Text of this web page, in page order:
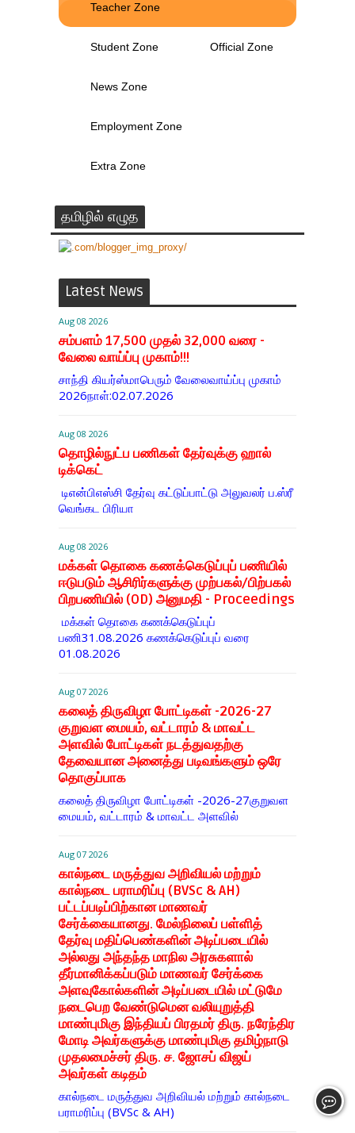
Teacher Zone
Student Zone Official Zone
News Zone
Employment Zone
Extra Zone
தமிழில் எழுத
Latest News
Aug 08 2026
சம்பளம் 17,500 முதல் 32,000 வரை -
வேலை வாய்ப்பு முகாம்!!!
சாந்தி கியர்ஸ்மாபெரும் வேலைவாய்ப்பு முகாம்
2026நாள்:02.07.2026
Aug 08 2026
தொழில்நுட்ப பணிகள் தேர்வுக்கு ஹால் ​
டிக்கெட்
டிஎன்​பிஎஸ்சி தேர்வு கட்​டுப்​பாட்டு அலு​வலர் ப.ஸ்ரீ
வெங்கட பிரியா
Aug 08 2026
மக்கள் தொகை கணக்கெடுப்புப் பணியில்
ஈடுபடும் ஆசிரிர்களுக்கு முற்பகல்/பிற்பகல்
பிறபணியில் (OD) அனுமதி - Proceedings
மக்கள் தொகை கணக்கெடுப்புப்
பணி31.08.2026 கணக்கெடுப்புப் வரை
01.08.2026
Aug 07 2026
கலைத் திருவிழா போட்டிகள் -2026-27
குறுவள மையம், வட்டாரம் & மாவட்ட
அளவில் போட்டிகள் நடத்துவதற்கு
தேவையான அனைத்து படிவங்களும் ஒரே
தொகுப்பாக
கலைத் திருவிழா போட்டிகள் -2026-27குறுவள
மையம், வட்டாரம் & மாவட்ட அளவில்
Aug 07 2026
கால்நடை மருத்துவ அறிவியல் மற்றும்
கால்நடை பராமரிப்பு (BVSc & AH)
பட்டப்படிப்பிற்கான மாணவர்
சேர்க்கையானது. மேல்நிலைப் பள்ளித்
தேர்வு மதிப்பெண்களின் அடிப்படையில்
அல்லது அந்தந்த மாநில அரசுகளால்
தீர்மானிக்கப்படும் மாணவர் சேர்க்கை
அளவுகோல்களின் அடிப்படையில் மட்டுமே
நடைபெற வேண்டுமென வலியுறுத்தி
மாண்புமிகு இந்தியப் பிரதமர் திரு. நரேந்திர
மோடி அவர்களுக்கு மாண்புமிகு தமிழ்நாடு
முதலமைச்சர் திரு. ச. ஜோசப் விஜய்
அவர்கள் கடிதம்
கால்நடை மருத்துவ அறிவியல் மற்றும் கால்நடை
பராமரிப்பு (BVSc & AH)